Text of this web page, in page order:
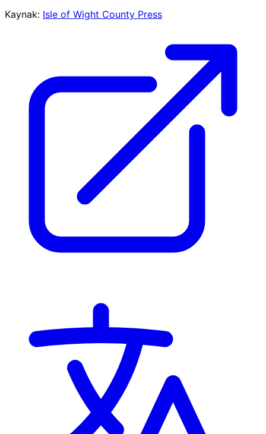
Kaynak: Isle of Wight County Press